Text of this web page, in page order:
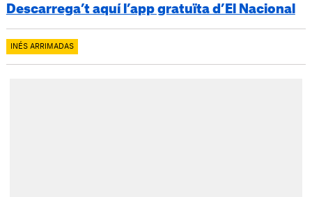
Descarrega’t aquí l’app gratuïta d’El Nacional
INÉS ARRIMADAS